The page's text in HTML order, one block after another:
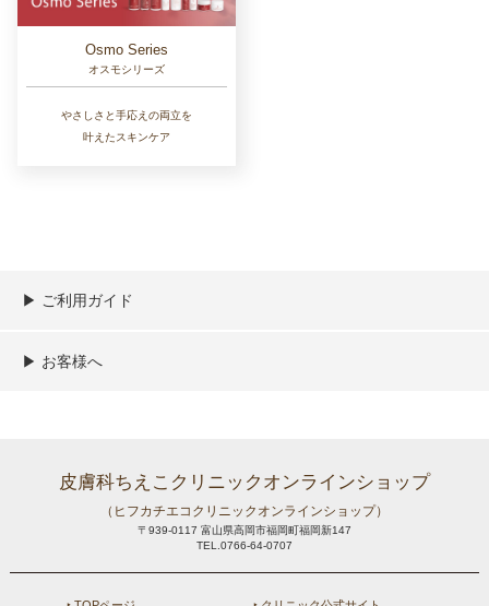
Osmo Series
オスモシリーズ
やさしさと手応えの両立を
叶えたスキンケア
▶︎ ご利用ガイド
ご利用ガイド
決済／配送／送料について
取り扱い商品一覧
顧客情報の取扱について
特定商取引法の表記
▶︎ お客様へ
皮膚科ちえこクリニックオンラインショップ
（ヒフカチエコクリニックオンラインショップ）
〒939-0117 富山県高岡市福岡町福岡新147
TEL.0766-64-0707